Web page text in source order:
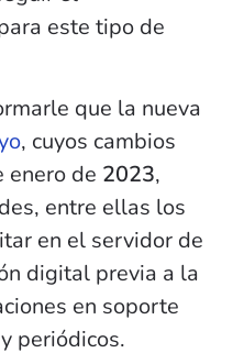
este tipo de
que la nueva
, cuyos cambios
enero de 2023,
entre ellas los
en el servidor de
digital previa a la
en soporte
periódicos.